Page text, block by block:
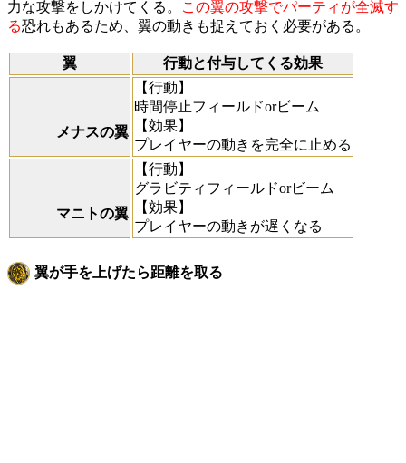
力な攻撃をしかけてくる。
この翼の攻撃でパーティが全滅す
る恐れもあるため、翼の動きも捉えておく必要がある。
翼 行動と付与してくる効果
メナスの翼
【行動】
時間停止フィールドorビーム
【効果】
プレイヤーの動きを完全に止める
マニトの翼
【行動】
グラビティフィールドorビーム
【効果】
プレイヤーの動きが遅くなる
翼が手を上げたら距離を取る